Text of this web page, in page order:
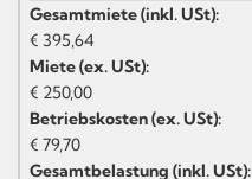
Gesamtmiete (inkl. USt):
€ 395,64
Miete (ex. USt):
€ 250,00
Betriebskosten (ex. USt):
€ 79,70
Gesamtbelastung (inkl. USt):